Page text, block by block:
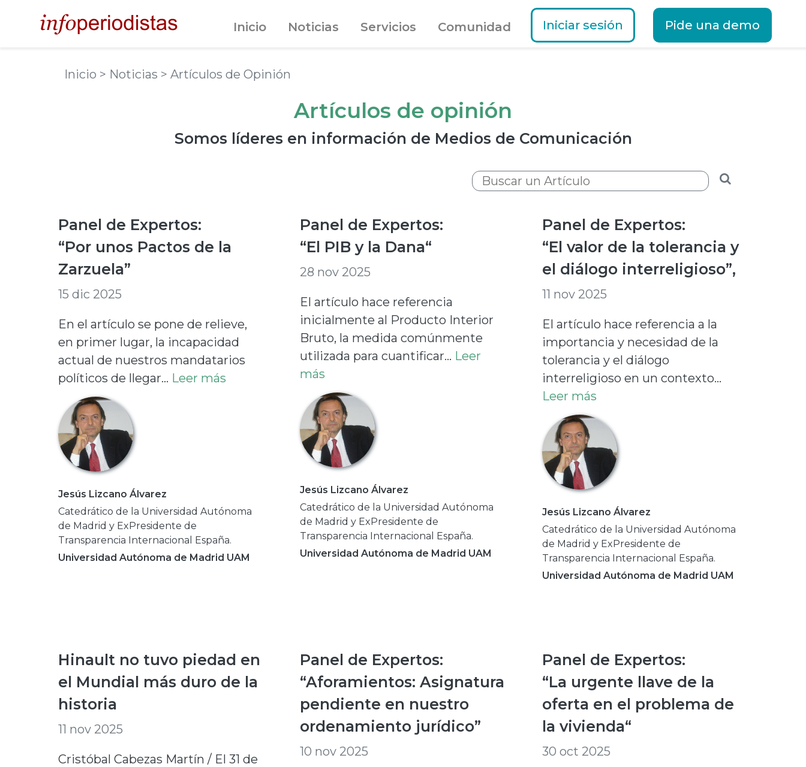
Inicio Noticias Servicios Comunidad Iniciar sesión Pide una demo
Inicio > Noticias > Artículos de Opinión
Artículos de opinión
Somos líderes en información de Medios de Comunicación
Panel de Expertos:
“Por unos Pactos de la
Zarzuela”
15 dic 2025
En el artículo se pone de relieve,
en primer lugar, la incapacidad
actual de nuestros mandatarios
políticos de llegar... Leer más
Jesús Lizcano Álvarez
Catedrático de la Universidad Autónoma
de Madrid y ExPresidente de
Transparencia Internacional España.
Universidad Autónoma de Madrid UAM
Panel de Expertos:
“El PIB y la Dana“
28 nov 2025
El artículo hace referencia
inicialmente al Producto Interior
Bruto, la medida comúnmente
utilizada para cuantificar... Leer
más
Jesús Lizcano Álvarez
Catedrático de la Universidad Autónoma
de Madrid y ExPresidente de
Transparencia Internacional España.
Universidad Autónoma de Madrid UAM
Panel de Expertos:
“El valor de la tolerancia y
el diálogo interreligioso”,
11 nov 2025
El artículo hace referencia a la
importancia y necesidad de la
tolerancia y el diálogo
interreligioso en un contexto...
Leer más
Jesús Lizcano Álvarez
Catedrático de la Universidad Autónoma
de Madrid y ExPresidente de
Transparencia Internacional España.
Universidad Autónoma de Madrid UAM
Hinault no tuvo piedad en
el Mundial más duro de la
historia
11 nov 2025
Cristóbal Cabezas Martín / El 31 de
Panel de Expertos:
“Aforamientos: Asignatura
pendiente en nuestro
ordenamiento jurídico”
10 nov 2025
Panel de Expertos:
“La urgente llave de la
oferta en el problema de
la vivienda“
30 oct 2025